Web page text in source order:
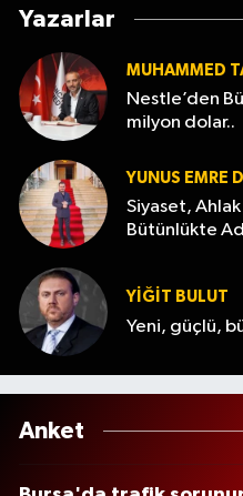
Yazarlar
MUHAMMED
Nestle’den
milyon dolar..
YUNUS EMRE
Siyaset,
Bütünlükte
YİĞİT BULUT
Yeni, güçlü,
Anket